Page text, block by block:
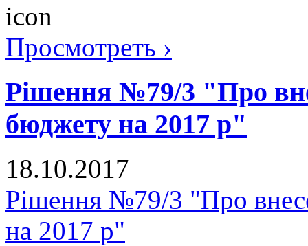
Просмотреть ›
Рішення №79/3 "Про
бюджету на 2017 р"
18.10.2017
Рішення №79/3 "Про
на 2017 р"